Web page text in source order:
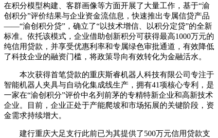
在积分模型构建、客群画像等方面开展了大量工作，基于“渝
创积分”评价结果与企业资金流信息，快速推出专属信贷产品
——“渝创积分贷”，确立了“以技术增信、以积分定贷”的全新
标准。依托该模式，企业借助创新积分可获得最高1000万元的
纯信用贷款，并享受优惠利率和专属绿色审批通道，有效降低
了科技企业的融资门槛，将政策导向有效转化为金融活水。
本次获得首笔贷款的重庆斯睿机器人科技有限公司专注于
智能机器人夹具与自动化集成线生产，拥有41项核心专利，是
一家在“渝创积分”评价中名列前茅的专精特新企业和高新技术
企业。目前，企业正处于产能爬坡和市场拓展的关键阶段，资
金需求持续增大。
建行重庆大足支行此前已为其提供了500万元信用贷款支